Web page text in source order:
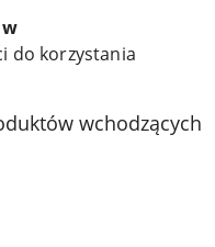
do korzystania
wchodzących